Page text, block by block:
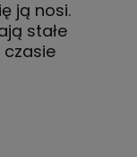
ją nosi.
stałe